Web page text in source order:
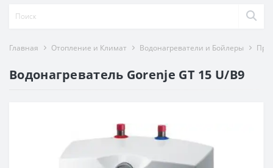
Главная Отопление и Климат Водонагреватели и Бойлеры
Водонагреватель Gorenje GT 15 U/B9